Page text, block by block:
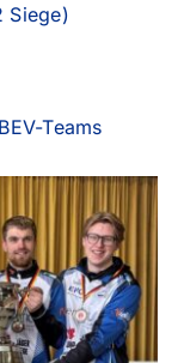
Siege)
Teams